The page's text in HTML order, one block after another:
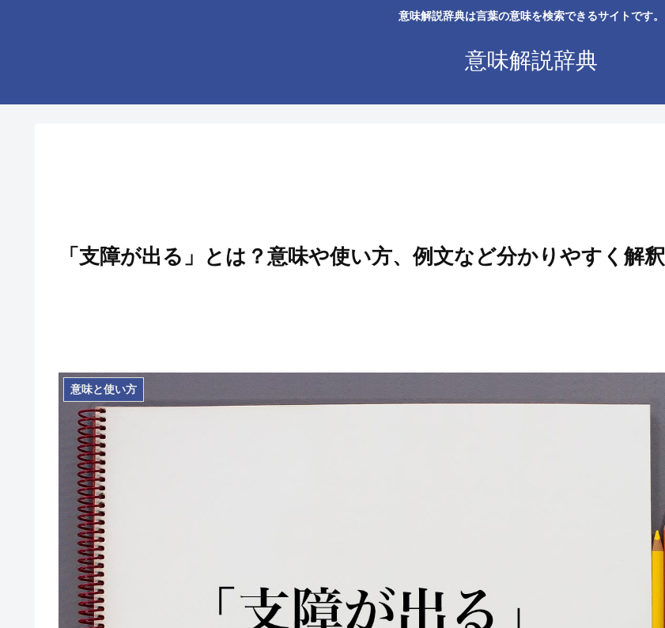
意味解説辞典は言葉の意味を検索できるサイトです。
意味解説辞典
「支障が出る」とは？意味や使い方、例文など分かりやすく解釈
意味と使い方